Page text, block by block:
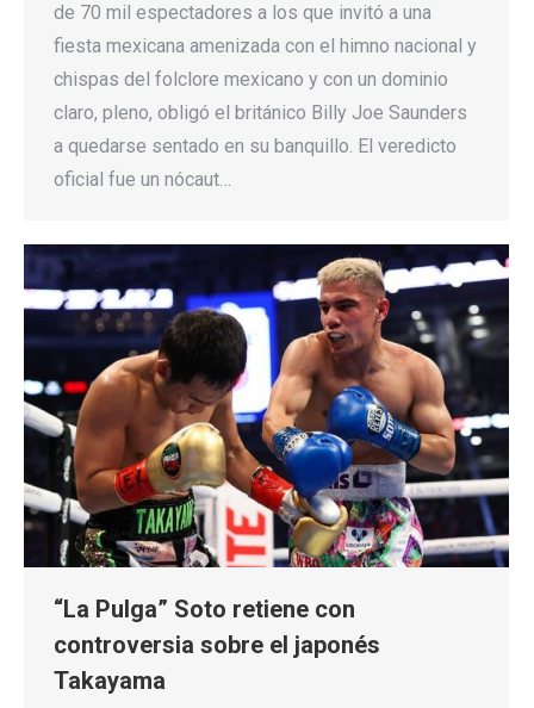
de 70 mil espectadores a los que invitó a una
fiesta mexicana amenizada con el himno nacional y
chispas del folclore mexicano y con un dominio
claro, pleno, obligó el británico Billy Joe Saunders
a quedarse sentado en su banquillo. El veredicto
oficial fue un nócaut…
“La Pulga” Soto retiene con
controversia sobre el japonés
Takayama